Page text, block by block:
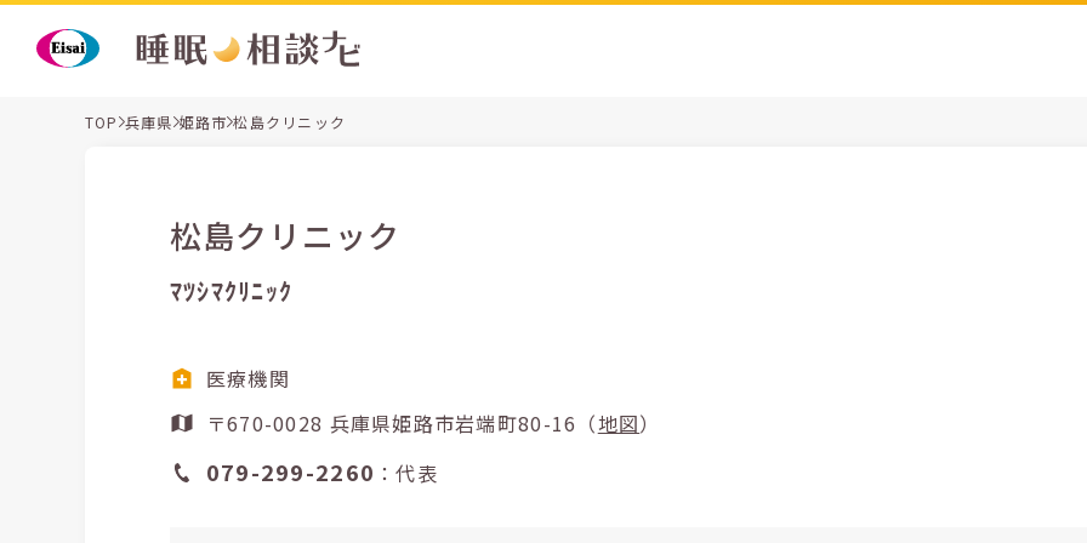
TOP 兵庫県 姫路市 松島クリニック
松島クリニック
ﾏﾂｼﾏｸﾘﾆｯｸ
医療機関
〒670-0028 兵庫県姫路市岩端町80-16（地図）
079-299-2260 ：代表